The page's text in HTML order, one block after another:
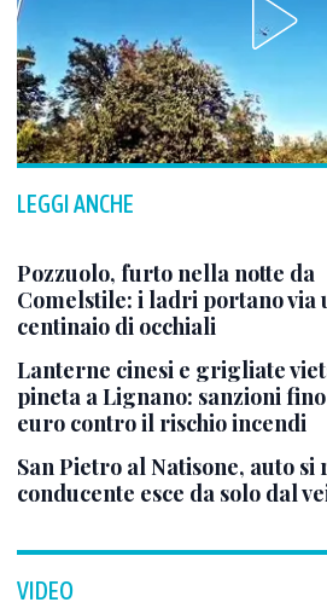
LEGGI ANCHE
Pozzuolo, furto nella notte da
Comelstile: i ladri portano via
centinaio di occhiali
Lanterne cinesi e grigliate
pineta a Lignano: sanzioni
euro contro il rischio incendi
San Pietro al Natisone, auto
conducente esce da solo dal
VIDEO